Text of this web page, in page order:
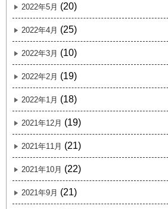
2022年5月 (20)
2022年4月 (25)
2022年3月 (10)
2022年2月 (19)
2022年1月 (18)
2021年12月 (19)
2021年11月 (21)
2021年10月 (22)
2021年9月 (21)